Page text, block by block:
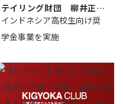
テイリング財団 柳井正
理事長
インドネシア高校生向け奨
学金事業を実施